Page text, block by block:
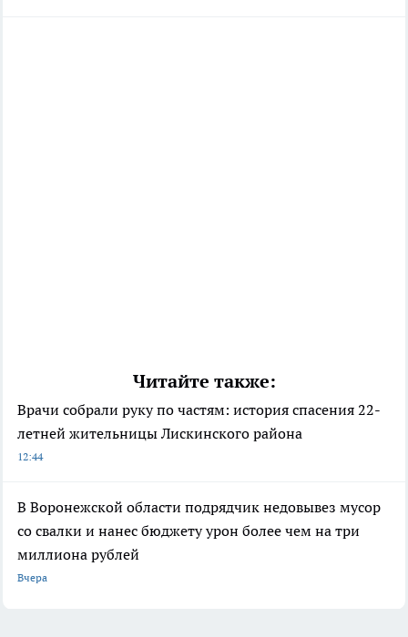
Читайте также:
Врачи собрали руку по частям: история спасения 22-
летней жительницы Лискинского района
12:44
В Воронежской области подрядчик недовывез мусор
со свалки и нанес бюджету урон более чем на три
миллиона рублей
Вчера